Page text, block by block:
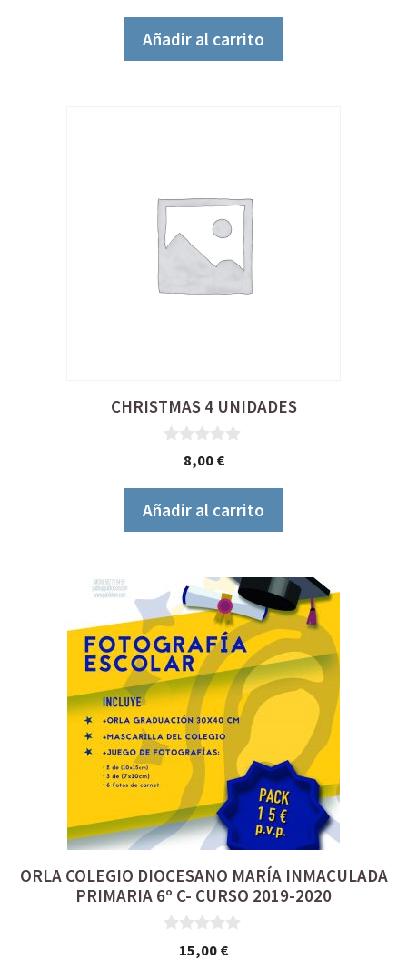
Añadir al carrito
CHRISTMAS 4 UNIDADES
8,00 €
Añadir al carrito
ORLA COLEGIO DIOCESANO MARÍA INMACULADA
PRIMARIA 6º C- CURSO 2019-2020
15,00 €